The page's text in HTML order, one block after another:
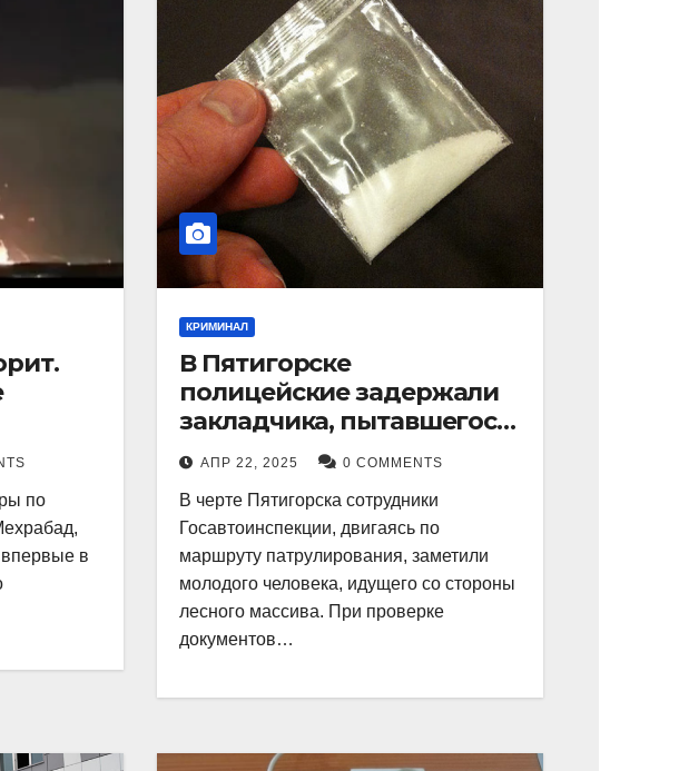
по
в
КРИМИНАЛ
В Пятигорске
полицейские задержали
закладчика, пытавшегося
сбыть партию
синтетического
наркотика
АПР 22, 2025 0 COMMENTS
В черте Пятигорска сотрудники
Госавтоинспекции, двигаясь по
маршруту патрулирования, заметили
молодого человека, идущего со стороны
лесного массива. При проверке
документов…